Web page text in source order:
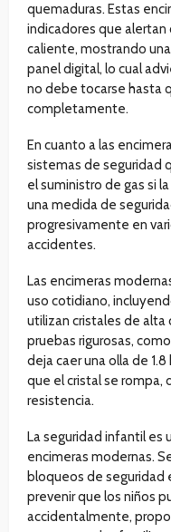
quemaduras. Estas
indicadores que
caliente, mostrando
panel digital, lo cual
no debe tocarse hasta
completamente.
En cuanto a las
sistemas de seguridad
el suministro de gas si
una medida de
progresivamente en
accidentes.
Las encimeras
uso cotidiano,
utilizan cristales de
pruebas rigurosas,
deja caer una olla de
que el cristal se rompa,
resistencia.
La seguridad infantil es
encimeras modernas.
bloqueos de seguridad
prevenir que los niños
accidentalmente,